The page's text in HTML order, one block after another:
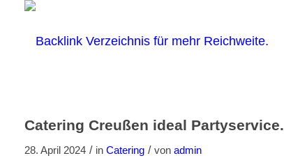
Catering Creußen ideal Partyservice.
28. April 2024 / in Catering / von admin